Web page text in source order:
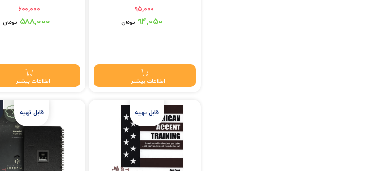
۹۵,۰۰۰
قیمت اصلی: ۹۵,۰۰۰ تومان بود.۹۴,۰۵۰ تومان
اطلاعات بیشتر
۶۰۰,۰۰۰
قیمت اصلی: ۶۰۰,۰۰۰ تومان بود.۵۸۸,۰۰۰ تومان
اطلاعات بیشتر
مشکی